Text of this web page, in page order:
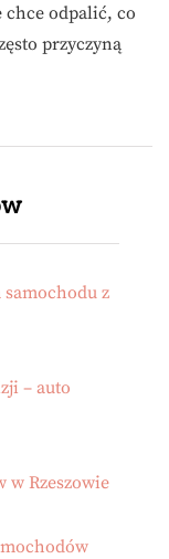
chce odpalić, co
przyczyną
z
– auto
w Rzeszowie